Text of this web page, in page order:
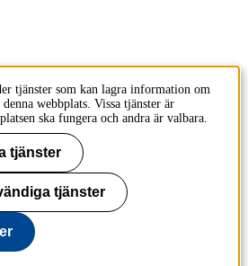
tjänster som kan lagra information om
webbplats. Vissa tjänster är
ska fungera och andra är valbara.
tjänster
tjänster